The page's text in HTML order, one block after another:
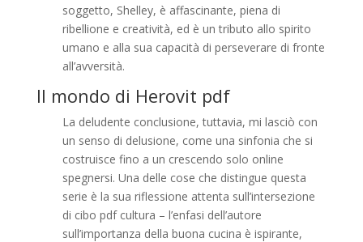
soggetto, Shelley, è affascinante, piena di
ribellione e creatività, ed è un tributo allo spirito
umano e alla sua capacità di perseverare di fronte
all’avversità.
Il mondo di Herovit pdf
La deludente conclusione, tuttavia, mi lasciò con
un senso di delusione, come una sinfonia che si
costruisce fino a un crescendo solo online
spegnersi. Una delle cose che distingue questa
serie è la sua riflessione attenta sull’intersezione
di cibo pdf cultura – l’enfasi dell’autore
sull’importanza della buona cucina è ispirante,